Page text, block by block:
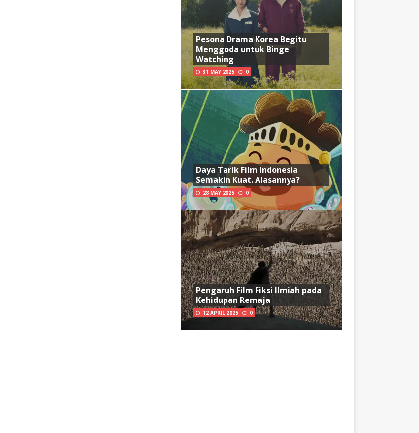
Pesona Drama Korea Begitu
Menggoda untuk Binge
Watching
31 MAY 2025 0
Daya Tarik Film Indonesia
Semakin Kuat. Alasannya?
28 MAY 2025 0
Pengaruh Film Fiksi Ilmiah pada
Kehidupan Remaja
12 APRIL 2025 0